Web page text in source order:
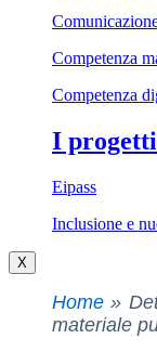
Competenza
Competenza
I
Eipass
Inclusione e
X
Home
materiale